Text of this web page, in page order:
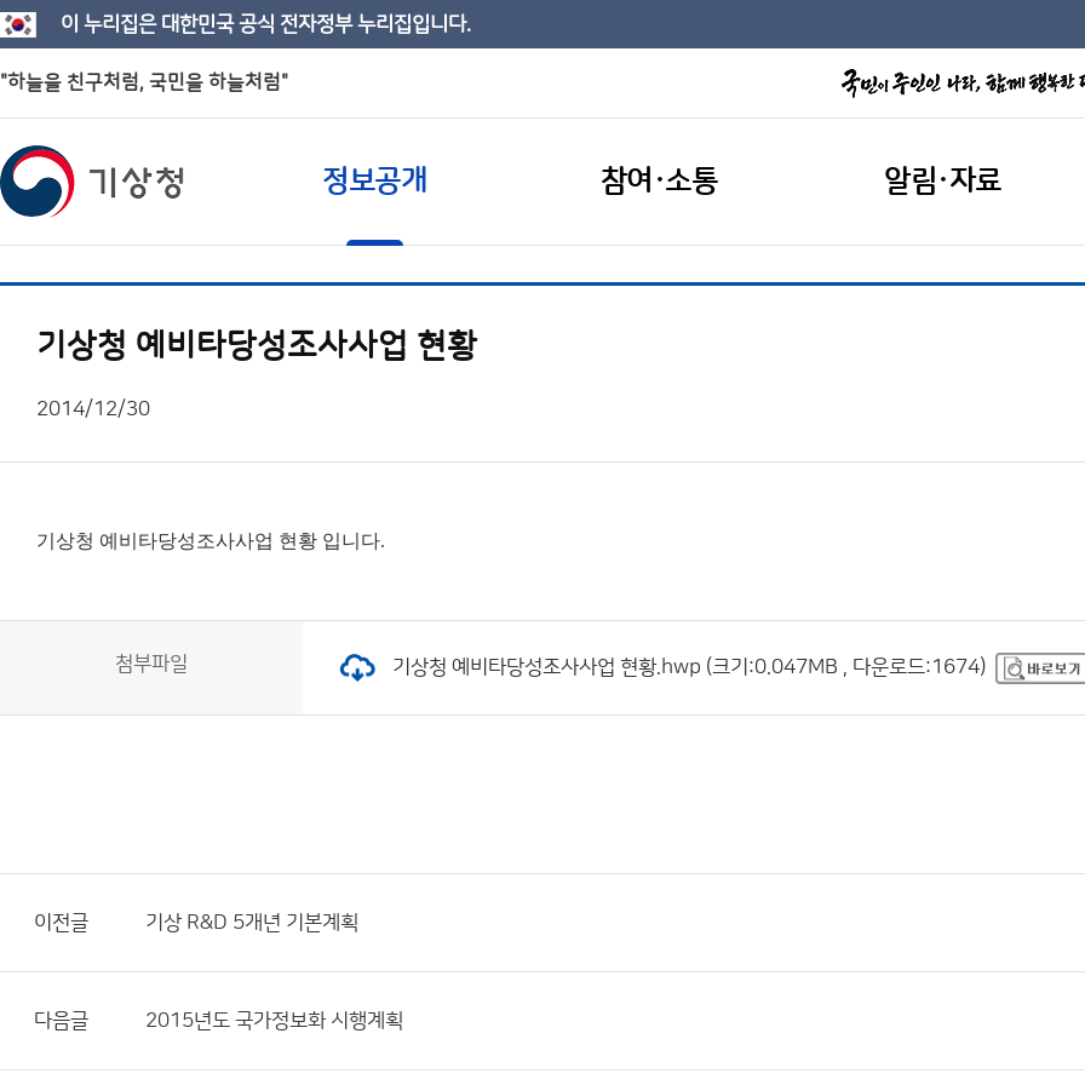
이 누리집은 대한민국 공식 전자정부 누리집입니다.
"하늘을 친구처럼, 국민을 하늘처럼"
정보공개 참여·소통 알림·자료
기상청 예비타당성조사사업 현황
2014/12/30
기상청 예비타당성조사사업 현황 입니다.
첨부파일 기상청 예비타당성조사사업 현황.hwp (크기:0.047MB , 다운로드:1674)
이전글 기상 R&D 5개년 기본계획
다음글 2015년도 국가정보화 시행계획